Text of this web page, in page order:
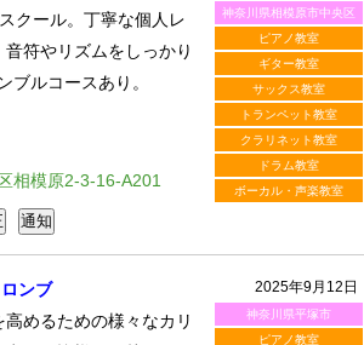
神奈川県相模原市中央区
ピアノ教室
ギター教室
サックス教室
トランペット教室
クラリネット教室
ドラム教室
ボーカル・声楽教室
クール。丁寧な個人レ
音符やリズムをしっかり
ブルコースあり。
相模原2-3-16-A201
2025年9月12日
神奈川県平塚市
ピアノ教室
ンブ
めるための様々なカリ